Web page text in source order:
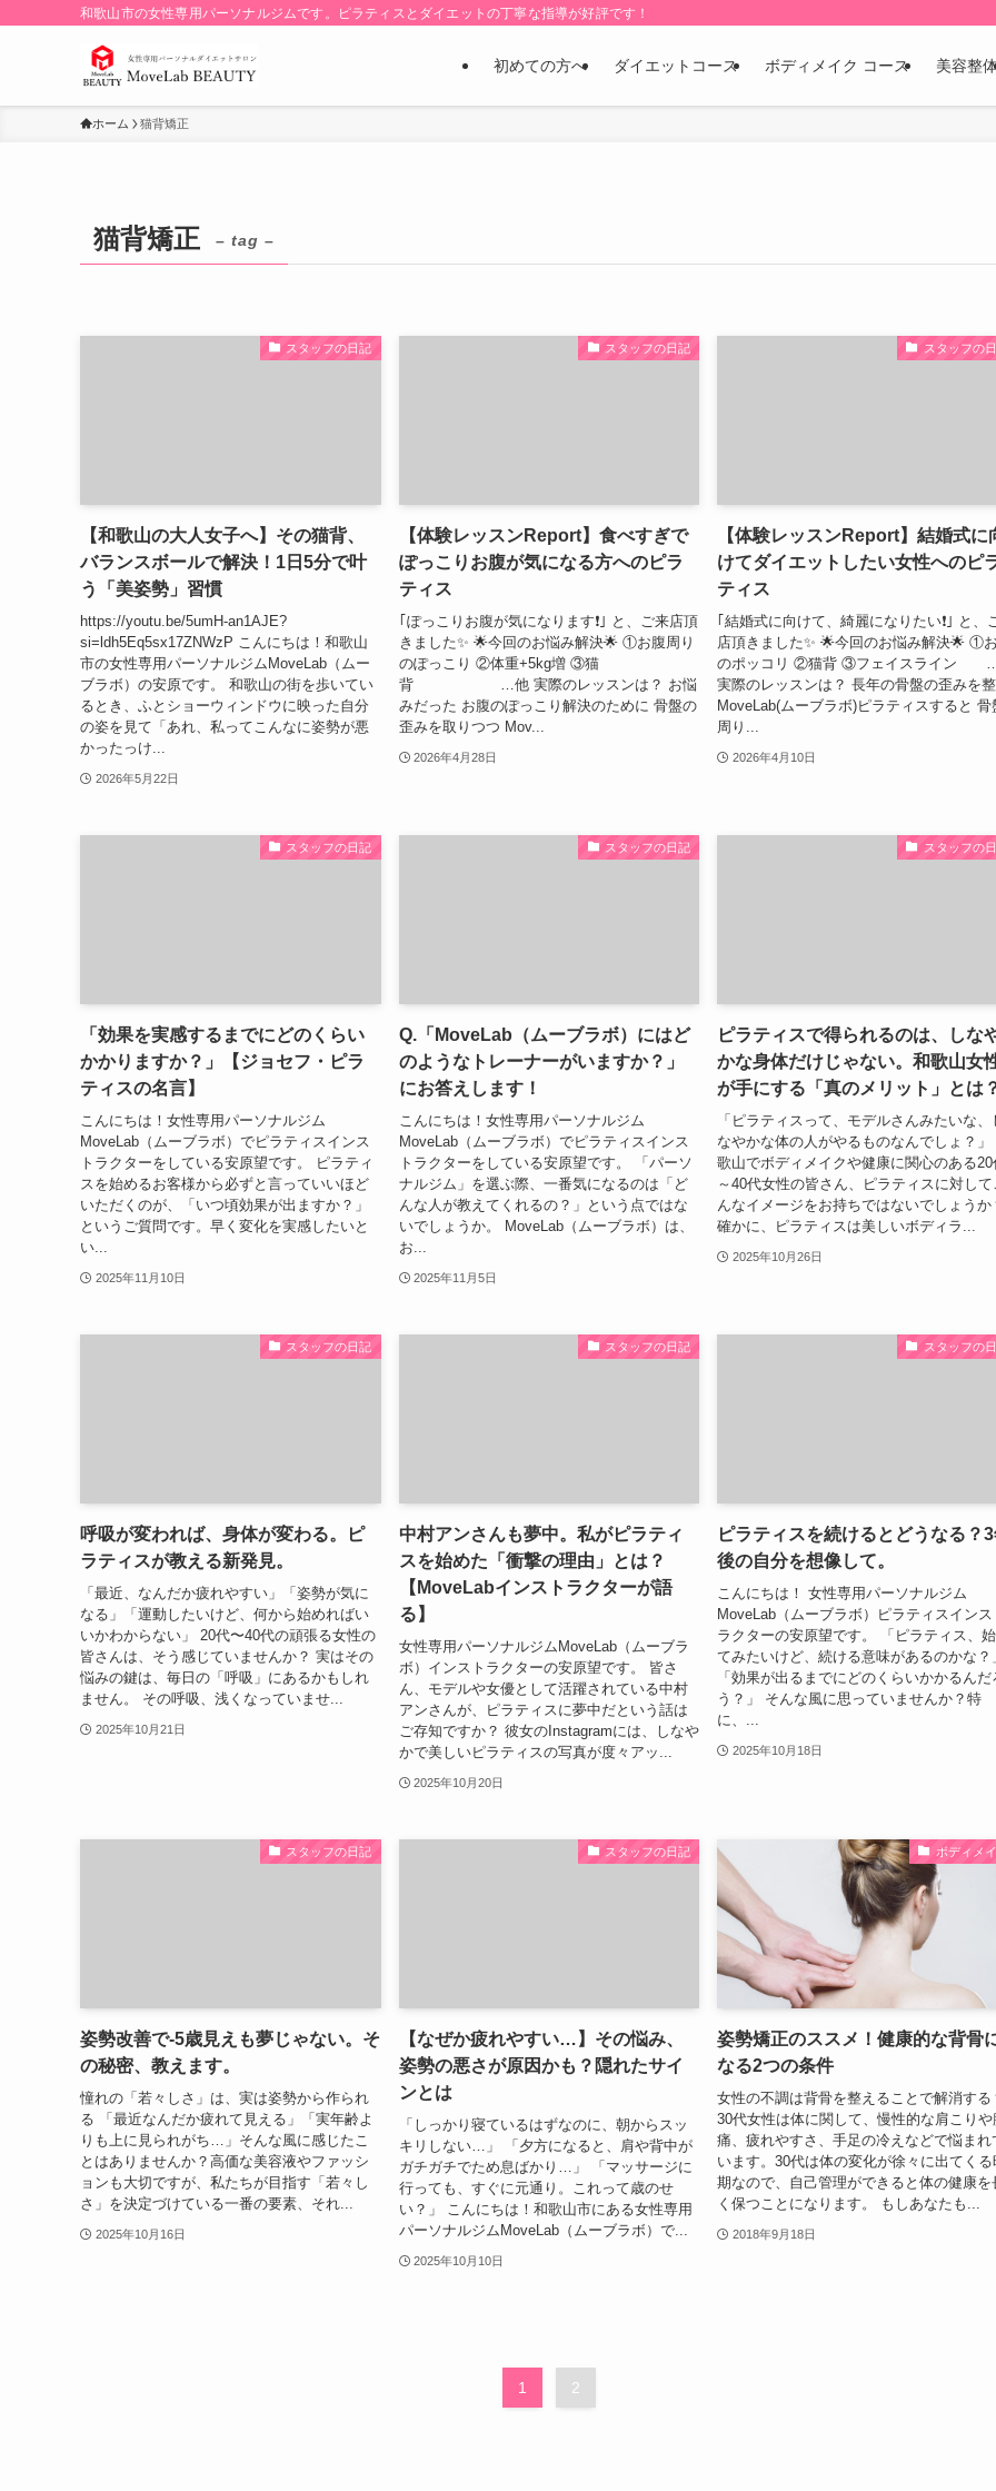
和歌山市の女性専用パーソナルジムです。ピラティスとダイエットの丁寧な指導が好評です！
初めての方へ ダイエットコース ボディメイク コース 美容整
ホーム 猫背矯正
猫背矯正 – tag –
スタッフの日記
【和歌山の大人女子へ】その猫背、
バランスボールで解決！1日5分で叶
う「美姿勢」習慣
https://youtu.be/5umH-an1AJE?
si=ldh5Eq5sx17ZNWzP こんにちは！和歌山
市の女性専用パーソナルジムMoveLab（ムー
ブラボ）の安原です。 和歌山の街を歩いてい
るとき、ふとショーウィンドウに映った自分
の姿を見て「あれ、私ってこんなに姿勢が悪
かったっけ...
2026年5月22日
スタッフの日記
【体験レッスンReport】食べすぎで
ぽっこりお腹が気になる方へのピラ
ティス
｢ぽっこりお腹が気になります❗｣ と、ご来店頂
きました✨ 🌟今回のお悩み解決🌟 ①お腹周り
のぽっこり ②体重+5kg増 ③猫
背 …他 実際のレッスンは？ お悩
みだった お腹のぽっこり解決のために 骨盤の
歪みを取りつつ Mov...
2026年4月28日
スタッフの
【体験レッスンReport】結婚式に
けてダイエットしたい女性へのピ
ティス
｢結婚式に向けて、綺麗になりたい❗｣ と、
店頂きました✨ 🌟今回のお悩み解決🌟 ①
のポッコリ ②猫背 ③フェイスライン
実際のレッスンは？ 長年の骨盤の歪みを整
MoveLab(ムーブラボ)ピラティスすると 骨
周り...
2026年4月10日
スタッフの日記
「効果を実感するまでにどのくらい
かかりますか？」【ジョセフ・ピラ
ティスの名言】
こんにちは！女性専用パーソナルジム
MoveLab（ムーブラボ）でピラティスインス
トラクターをしている安原望です。 ピラティ
スを始めるお客様から必ずと言っていいほど
いただくのが、「いつ頃効果が出ますか？」
というご質問です。早く変化を実感したいと
い...
2025年11月10日
スタッフの日記
Q.「MoveLab（ムーブラボ）にはど
のようなトレーナーがいますか？」
にお答えします！
こんにちは！女性専用パーソナルジム
MoveLab（ムーブラボ）でピラティスインス
トラクターをしている安原望です。 「パーソ
ナルジム」を選ぶ際、一番気になるのは「ど
んな人が教えてくれるの？」という点ではな
いでしょうか。 MoveLab（ムーブラボ）は、
お...
2025年11月5日
スタッフの
ピラティスで得られるのは、しな
かな身体だけじゃない。和歌山女
が手にする「真のメリット」とは
「ピラティスって、モデルさんみたいな、
なやかな体の人がやるものなんでしょ？」
歌山でボディメイクや健康に関心のある20
～40代女性の皆さん、ピラティスに対して
んなイメージをお持ちではないでしょうか
確かに、ピラティスは美しいボディラ...
2025年10月26日
スタッフの日記
呼吸が変われば、身体が変わる。ピ
ラティスが教える新発見。
「最近、なんだか疲れやすい」「姿勢が気に
なる」「運動したいけど、何から始めればい
いかわからない」 20代〜40代の頑張る女性の
皆さんは、そう感じていませんか？ 実はその
悩みの鍵は、毎日の「呼吸」にあるかもしれ
ません。 その呼吸、浅くなっていませ...
2025年10月21日
スタッフの日記
中村アンさんも夢中。私がピラティ
スを始めた「衝撃の理由」とは？
【MoveLabインストラクターが語
る】
女性専用パーソナルジムMoveLab（ムーブラ
ボ）インストラクターの安原望です。 皆さ
ん、モデルや女優として活躍されている中村
アンさんが、ピラティスに夢中だという話は
ご存知ですか？ 彼女のInstagramには、しなや
かで美しいピラティスの写真が度々アッ...
2025年10月20日
スタッフの
ピラティスを続けるとどうなる？
後の自分を想像して。
こんにちは！ 女性専用パーソナルジム
MoveLab（ムーブラボ）ピラティスインス
ラクターの安原望です。 「ピラティス、
てみたいけど、続ける意味があるのかな？
「効果が出るまでにどのくらいかかるんだ
う？」 そんな風に思っていませんか？特
に、...
2025年10月18日
スタッフの日記
姿勢改善で-5歳見えも夢じゃない。そ
の秘密、教えます。
憧れの「若々しさ」は、実は姿勢から作られ
る 「最近なんだか疲れて見える」「実年齢よ
りも上に見られがち…」そんな風に感じたこ
とはありませんか？高価な美容液やファッシ
ョンも大切ですが、私たちが目指す「若々し
さ」を決定づけている一番の要素、それ...
2025年10月16日
スタッフの日記
【なぜか疲れやすい…】その悩み、
姿勢の悪さが原因かも？隠れたサイ
ンとは
「しっかり寝ているはずなのに、朝からスッ
キリしない…」 「夕方になると、肩や背中が
ガチガチでため息ばかり…」 「マッサージに
行っても、すぐに元通り。これって歳のせ
い？」 こんにちは！和歌山市にある女性専用
パーソナルジムMoveLab（ムーブラボ）で...
2025年10月10日
ボディメ
姿勢矯正のススメ！健康的な背骨
なる2つの条件
女性の不調は背骨を整えることで解消する
30代女性は体に関して、慢性的な肩こりや
痛、疲れやすさ、手足の冷えなどで悩まれ
います。30代は体の変化が徐々に出てくる
期なので、自己管理ができると体の健康を
く保つことになります。 もしあなたも...
2018年9月18日
1 2